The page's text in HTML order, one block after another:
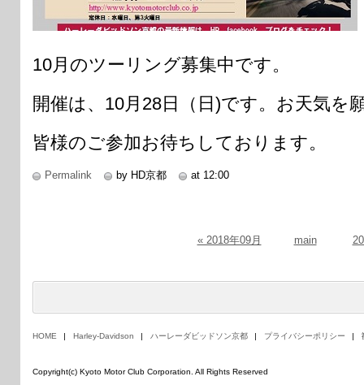
10月のツーリング募集中です。
開催は、10月28日（日)です。お天気を
皆様のご参加お待ちしております。
Permalink by HD京都 at 12:00
« 2018年09月 main
HOME Harley-Davidson ハーレーダビッドソン京都 プライバシーポリシー
Copyright(c) Kyoto Motor Club Corporation. All Rights Reserved